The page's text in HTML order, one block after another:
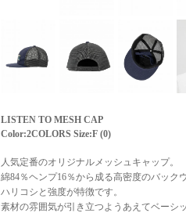
LISTEN TO MESH CAP
Color:2COLORS Size:F (0)
人気定番のオリジナルメッシュキャップ。
綿84％ヘンプ16％から成る高密度のバック
ハリコシと強度が特徴です。
素材の雰囲気が引き立つようあえてベーシ